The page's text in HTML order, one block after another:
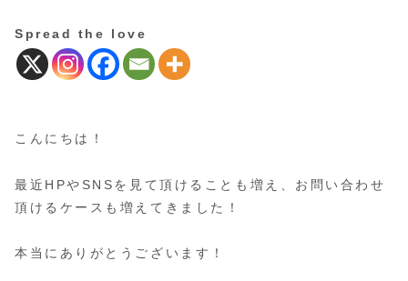
Spread the love
こんにちは！
最近HPやSNSを見て頂けることも増え、お問い合わせ
頂けるケースも増えてきました！
本当にありがとうございます！